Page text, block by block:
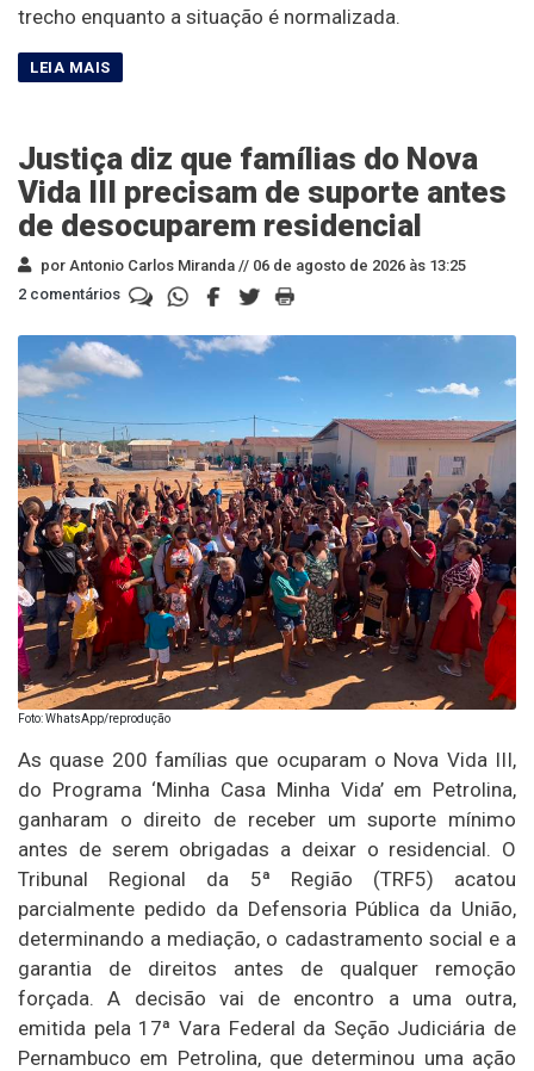
trecho enquanto a situação é normalizada.
Justiça diz que famílias do Nova
Vida III precisam de suporte antes
de desocuparem residencial
por Antonio Carlos Miranda // 06 de agosto de 2026 às 13:25
2 comentários
Foto: WhatsApp/reprodução
As quase 200 famílias que ocuparam o Nova Vida III,
do Programa ‘Minha Casa Minha Vida’ em Petrolina,
ganharam o direito de receber um suporte mínimo
antes de serem obrigadas a deixar o residencial. O
Tribunal Regional da 5ª Região (TRF5) acatou
parcialmente pedido da Defensoria Pública da União,
determinando a mediação, o cadastramento social e a
garantia de direitos antes de qualquer remoção
forçada. A decisão vai de encontro a uma outra,
emitida pela 17ª Vara Federal da Seção Judiciária de
Pernambuco em Petrolina, que determinou uma ação